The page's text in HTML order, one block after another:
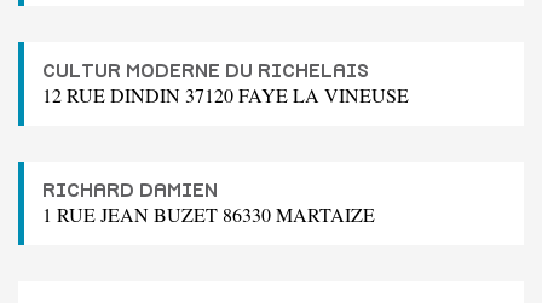
CULTUR MODERNE DU RICHELAIS
12 RUE DINDIN 37120 FAYE LA VINEUSE
RICHARD DAMIEN
1 RUE JEAN BUZET 86330 MARTAIZE